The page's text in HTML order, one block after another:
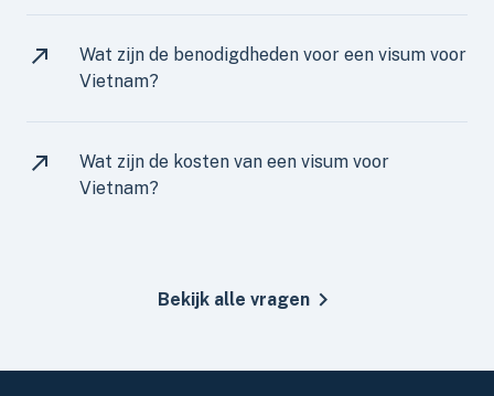
Wat zijn de benodigdheden voor een visum voor
Vietnam?
Wat zijn de kosten van een visum voor
Vietnam?
Bekijk alle vragen